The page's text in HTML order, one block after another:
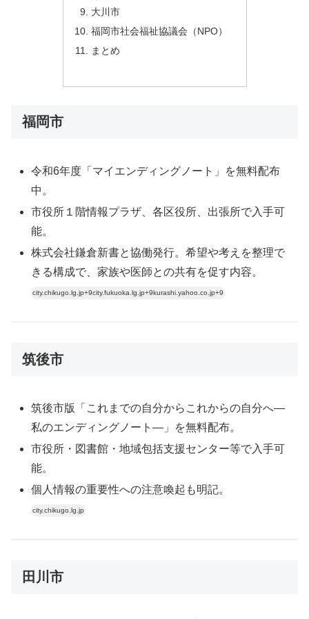
大川市
福岡市社会福祉協議会（NPO）
まとめ
福岡市
令和6年度「マイエンディングノート」を無料配布
中。
市役所１階情報プラザ、各区役所、出張所で入手可
能。
株式会社鎌倉新書と協働発行。希望や考えを整理で
きる構成で、家族や医師との共有を促す内容。
city.chikugo.lg.jp+9city.fukuoka.lg.jp+9kurashi.yahoo.co.jp+9
筑後市
筑後市版「これまでの自分からこれからの自分へ―
私のエンディングノート―」を無料配布。
市役所・図書館・地域包括支援センター等で入手可
能。
個人情報の重要性への注意喚起も明記。
city.chikugo.lg.jp
田川市